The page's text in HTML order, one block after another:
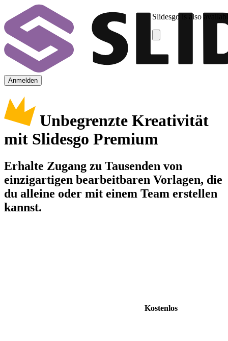
Slidesgo is also
Anmelden
Unbegrenzte Kreativität
mit Slidesgo Premium
Erhalte Zugang zu Tausenden von
einzigartigen bearbeitbaren Vorlagen, die
du alleine oder mit einem Team erstellen
kannst.
Kostenlos